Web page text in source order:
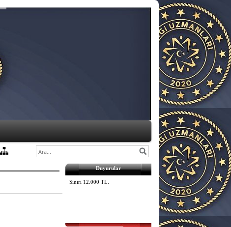
Duyurular
2026 Yılı Fatura Düzenleme
Sınırı 12.000 TL.